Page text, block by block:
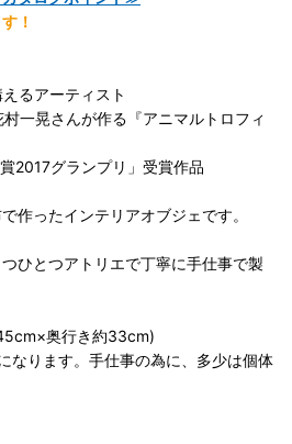
！
るアーティスト
一晃さんが作る『アニマルトロフィ
2017グランプリ」受賞作品
作ったインテリアオブジェです。
ひとつアトリエで丁寧に手仕事で製
奥行き約33cm)
なります。手仕事の為に、多少は個体